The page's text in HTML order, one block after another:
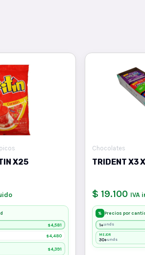
X25
$4,581
$4,480
$4,391
Chocolates
TRIDENT X3
$ 19.100 IVA
% Precios por
1+unds
MEJOR
30+unds